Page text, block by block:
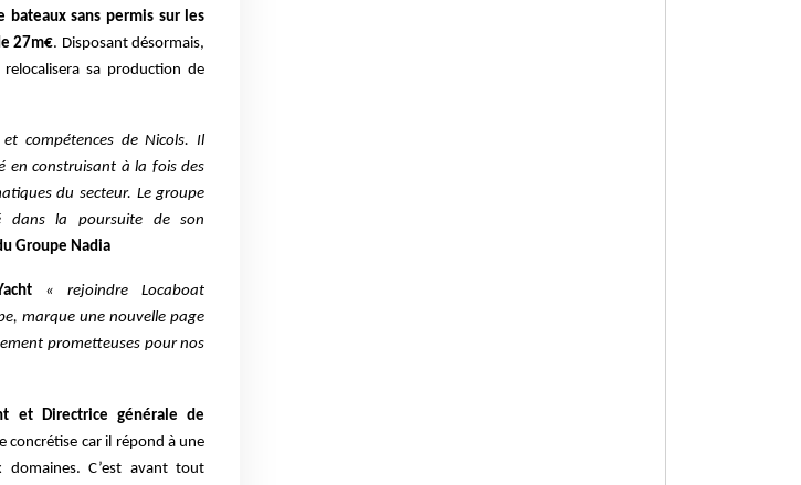
bateaux sans permis sur les
27m€. Disposant désormais,
sa production de
compétences de Nicols. Il
en construisant à la fois des
du secteur. Le groupe
dans la poursuite de son
Groupe Nadia
« rejoindre Locaboat
marque une nouvelle page
prometteuses pour nos
et Directrice générale de
car il répond à une
C’est avant tout